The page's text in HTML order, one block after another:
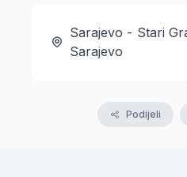
Sarajevo - Stari
Sarajevo
Podijeli